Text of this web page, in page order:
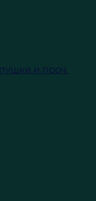
и проч.